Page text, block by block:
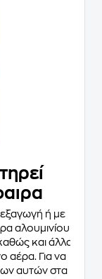
ή με
αλουμινίου
και άλλα
αέρα. Για να
αυτών στα